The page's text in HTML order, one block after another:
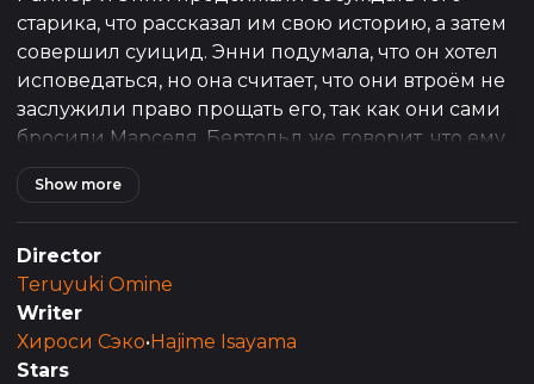
старика, что рассказал им свою историю, а затем
совершил суицид. Энни подумала, что он хотел
исповедаться, но она считает, что они втроём не
заслужили право прощать его, так как они сами
бросили Марселя. Бертольд же говорит, что ему
почему-то показалось, что тот мужчина хотел,
чтобы его осудили.
Show more
Director
Teruyuki Omine
Writer
Хироси Сэко• Hajime Isayama
Stars